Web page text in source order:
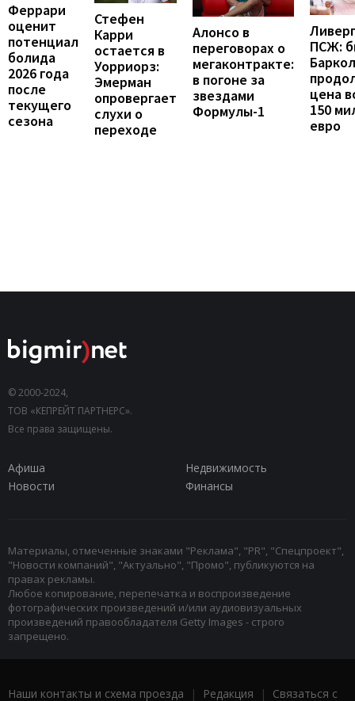
Феррари
оценит
потенциал
болида
2026 года
после
текущего
сезона
Стефен
Карри
остается в
Уорриорз:
Эмерман
опровергает
слухи о
переходе
Алонсо в
переговорах о
мегаконтракте:
в погоне за
звездами
Формулы-1
ПСЖ:
цена
150
евро
© 2000-2024,
ТОВ «КЕПРЕЙТ ПАРТНЕРС».
Все права защищены.
Афиша
Недвижимость
Новости
Финансы
Материалы, отмеченные знаками "Реклама", "PR", "Спецпроект",
"Новости компаний", "Актуально", "Промо", публикуются на
правах рекламы.
Любое копирование, перепечатка и воспроизведение
фотографических произведений и/или аудиовизуальных
произведений правообладателя Getty Images - строго
запрещено.
Наши контакты и схема проезда | Редакция | Связаться с